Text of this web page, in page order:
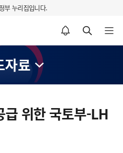
부 누리집입니다.
알림설정 바로가기 검색 바로가기 메뉴 열기
자료
급 위한 국토부-LH